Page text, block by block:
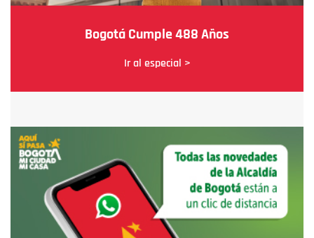
Bogotá Cumple 488 Años
Ir al especial >